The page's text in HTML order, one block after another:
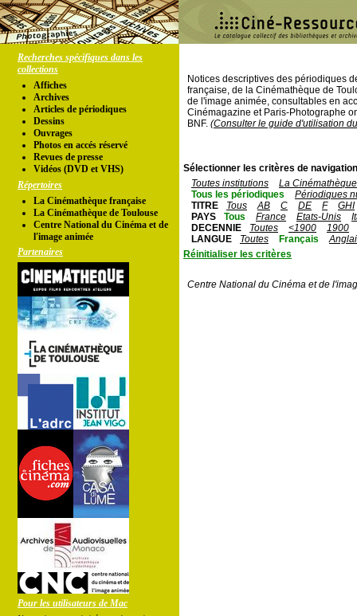
Recherches spécifiques dans les
collections
Affiches
Archives
Articles de périodiques
Dessins
Ouvrages
Photos en accés réservé
Revues de presse
Vidéos (DVD et VHS)
Répertoires
La Cinémathèque française
La Cinémathèque de Toulouse
Centre National du Cinéma et de
l'image animée
Partenaires
Pour les utilisateurs de Mac
Notices descriptives des périodiques
française, de la Cinémathèque de
de l'image animée, consultables en
Cinémagazine et Paris-Photographe
BNF. (Consulter le guide d'utilisation
Sélectionner les critères de
Toutes institutions
La
Tous les périodiques
Périodiques
TITRE
Tous AB C DE F
GHI
PAYS
Tous France Etats-Unis
DECENNIE
Toutes <1900
1900
LANGUE
Toutes Français
Réinitialiser les critères
Centre National du Cinéma et de